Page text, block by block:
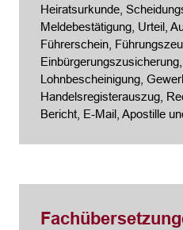
Heiratsurkunde,
Meldebestätigung, Urteil,
Führerschein,
Lohnbescheinigung,
Handelsregisterauszug,
Bericht, E-Mail, Apostille